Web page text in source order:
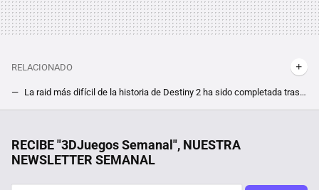
RELACIONADO
La raid más difícil de la historia de Destiny 2 ha sido completada tras más de 19 horas seguidas de sufrimiento
El "Overwatch de Marvel" está preparado para darle una lección a los juegos como servicio. Rivals se desmarca con sus pases de batalla
RECIBE "3DJuegos Semanal", NUESTRA
NEWSLETTER SEMANAL